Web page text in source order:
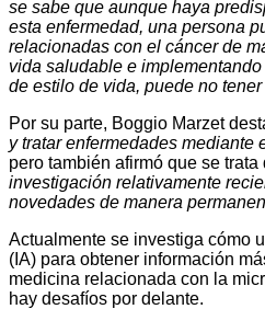
se sabe que aunque haya
esta enfermedad, una persona
relacionadas con el cáncer de
vida saludable e
de estilo de vida, puede no
Por su parte, Boggio Marzet
y tratar enfermedades mediante
pero también afirmó que se trata
investigación relativamente
novedades de manera
Actualmente se investiga cómo
(IA) para obtener información
medicina relacionada con la
hay desafíos por delante.